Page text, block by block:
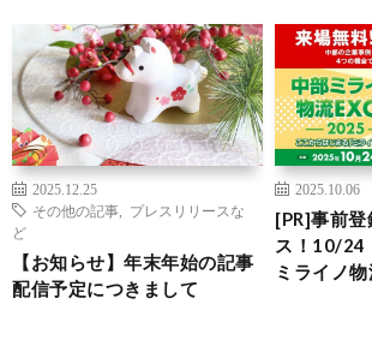
2025.12.25
その他の記事
プレスリリースな
ど
【お知らせ】年末年始の記事
配信予定につきまして
2025.10.06
[PR]事前
ス！10/24
ミライノ